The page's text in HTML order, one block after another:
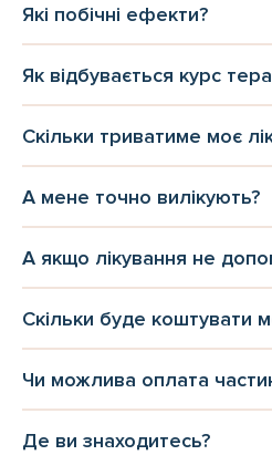
Які побічні ефекти?
Як відбувається курс
Скільки триватиме моє
А мене точно вилікують?
А якщо лікування не
Скільки буде коштувати
Чи можлива оплата
Де ви знаходитесь?